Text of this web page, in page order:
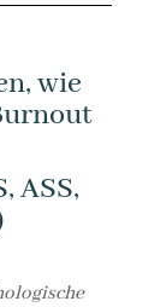
wie
ASS,